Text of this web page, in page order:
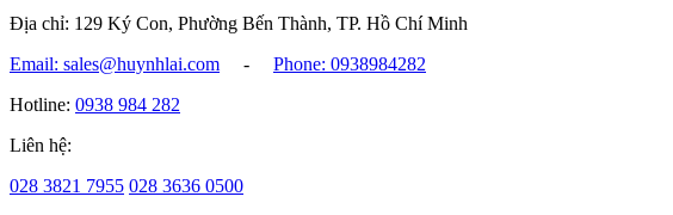
Địa chỉ: 129 Ký Con, Phường Bến Thành, TP. Hồ Chí Minh
Email: sales@huynhlai.com
-
Phone: 0938984282
Hotline: 0938 984 282
Liên hệ:
028 3821 7955 028 3636 0500